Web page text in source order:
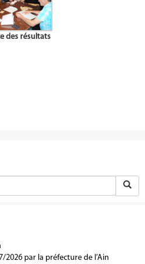
des résultats
2026 par la préfecture de l’Ain